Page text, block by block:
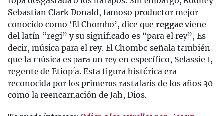
Sebastian Clark Donald, famoso productor mejor
conocido como ‘El Chombo’, dice que reggae viene
del latín “regi” y su significado es “para el rey”, Es
decir, música para el rey. El Chombo señala también
que la música es para un rey en específico, Selassie I,
regente de Etiopía. Esta figura histórica era
reconocida por los primeros rastafaris de los años 30
como la reencarnación de Jah, Dios.